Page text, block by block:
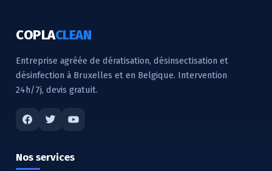
COPLACLEAN
Entreprise agréée de dératisation, désinsectisation et
désinfection à Bruxelles et en Belgique. Intervention
24h/7j, devis gratuit.
Nos services